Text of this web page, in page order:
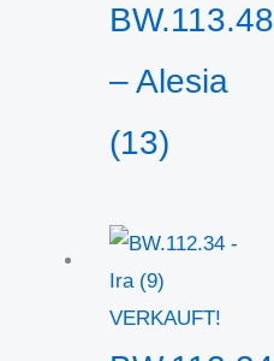
BW.113.48
– Alesia
(13)
VERKAUFT!